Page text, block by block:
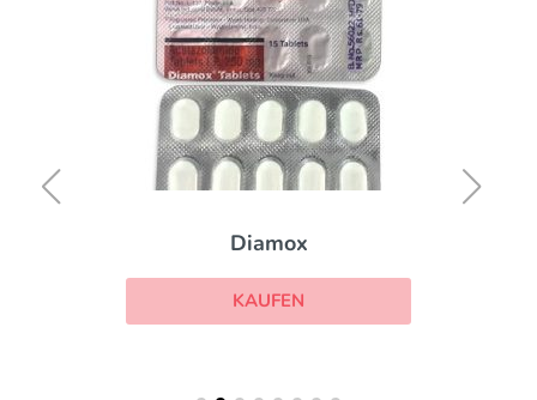
Diamox
KAUFEN